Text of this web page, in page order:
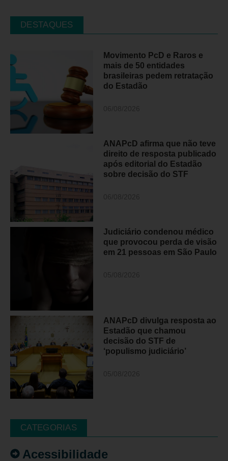
DESTAQUES
Movimento PcD e Raros e
mais de 50 entidades
brasileiras pedem retratação
do Estadão
ANAPcD afirma que não teve
direito de resposta publicado
após editorial do Estadão
sobre decisão do STF
Judiciário condenou médico
que provocou perda de visão
em 21 pessoas em São Paulo
ANAPcD divulga resposta ao
Estadão que chamou
decisão do STF de
‘populismo judiciário’
CATEGORIAS
Acessibilidade